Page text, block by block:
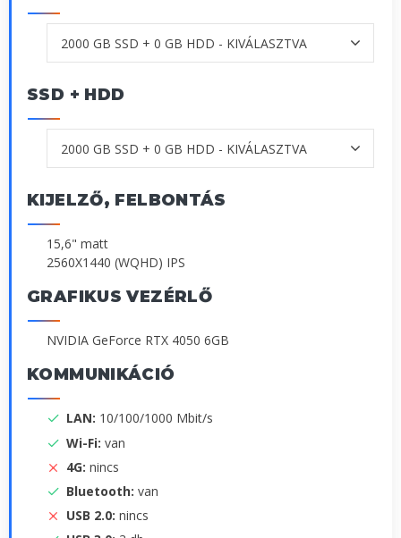
SSD + HDD
KIJELZŐ, FELBONTÁS
15,6" matt
2560X1440 (WQHD) IPS
GRAFIKUS VEZÉRLŐ
NVIDIA GeForce RTX 4050 6GB
KOMMUNIKÁCIÓ
LAN: 10/100/1000 Mbit/s
Wi-Fi: van
4G: nincs
Bluetooth: van
USB 2.0: nincs